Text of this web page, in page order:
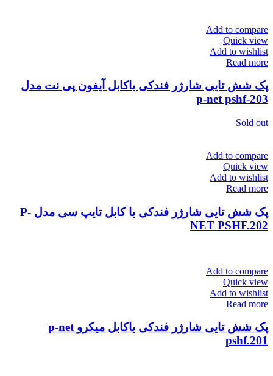
Add to compare
Quick view
Add to wishlist
Read more
پک شش تایی شارژر فندکی باکابل آیفون پی نت مدل
203-p-net pshf
Sold out
Add to compare
Quick view
Add to wishlist
Read more
پک شش تایی شارژر فندکی با کابل تایپ سی مدل P-
NET PSHF.202
Add to compare
Quick view
Add to wishlist
Read more
پک شش تایی شارژر فندکی باکابل میکرو p-net
pshf.201